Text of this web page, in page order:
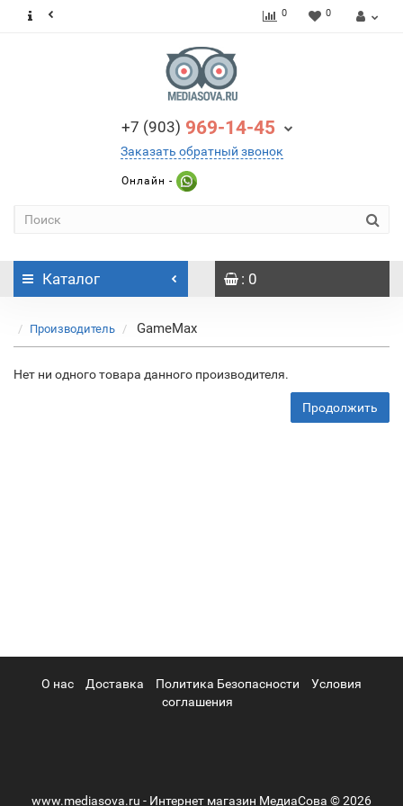
0 0
+7 (903) 969-14-45
Заказать обратный звонок
Онлайн -
Каталог : 0
Производитель GameMax
Нет ни одного товара данного производителя.
Продолжить
О нас Доставка Политика Безопасности
Условия
соглашения
www.mediasova.ru - Интернет магазин МедиаСова © 2026